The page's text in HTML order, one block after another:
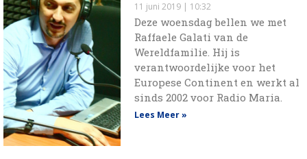
11 juni 2019 10:32
Deze woensdag bellen we met
Raffaele Galati van de
Wereldfamilie. Hij is
verantwoordelijke voor het
Europese Continent en werkt al
sinds 2002 voor Radio Maria.
Lees Meer »